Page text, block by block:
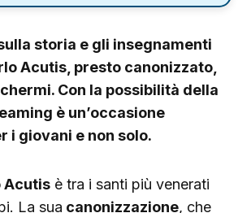
storia e gli insegnamenti
Acutis, presto canonizzato,
Con la possibilità della
è un’occasione
i giovani e non solo.
Acutis è tra i santi più venerati
La sua canonizzazione, che